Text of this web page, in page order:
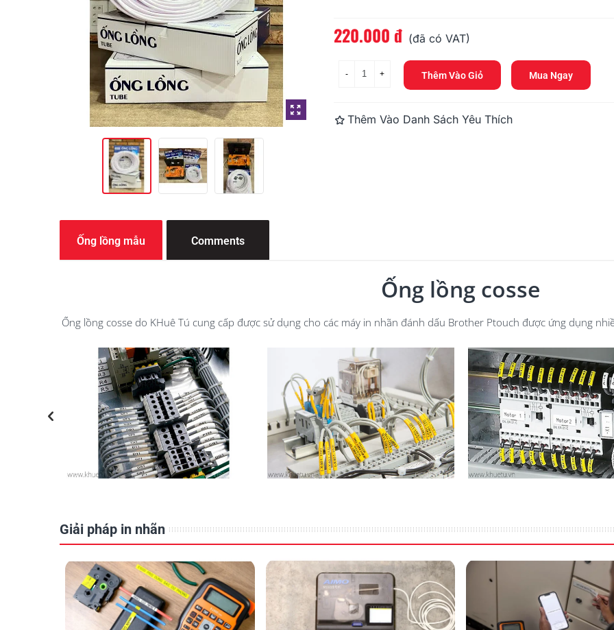
Đọc thêm
220.000 đ (đã có VAT)
- + Thêm Vào Giỏ Mua Ngay
Thêm Vào Danh Sách Yêu Thích
Ống lồng mẫu Comments
Ống lồng cosse
Ống lồng cosse do KHuê Tú cung cấp được sử dụng cho các máy in nhãn đánh dấu Brother Ptouch được ứng dụng
Giải pháp in nhãn